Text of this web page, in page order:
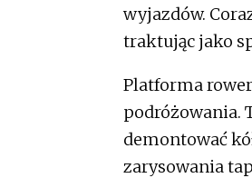
wyjazdów.
traktując jako
Platforma
podróżowania.
demontować
zarysowania